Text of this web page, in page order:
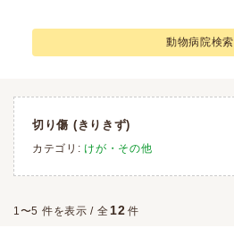
動物病院検索
切り傷 (きりきず)
カテゴリ: けが・その他
1〜5 件を表示 / 全 12 件